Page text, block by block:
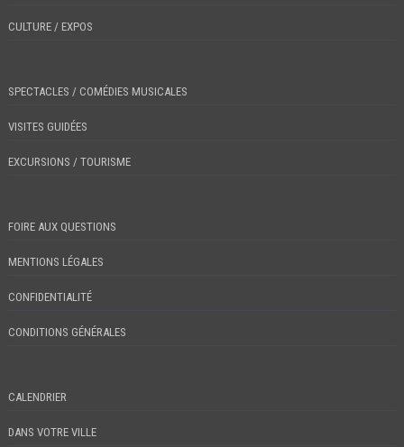
CULTURE / EXPOS
SPECTACLES / COMÉDIES MUSICALES
VISITES GUIDÉES
EXCURSIONS / TOURISME
FOIRE AUX QUESTIONS
MENTIONS LÉGALES
CONFIDENTIALITÉ
CONDITIONS GÉNÉRALES
CALENDRIER
DANS VOTRE VILLE